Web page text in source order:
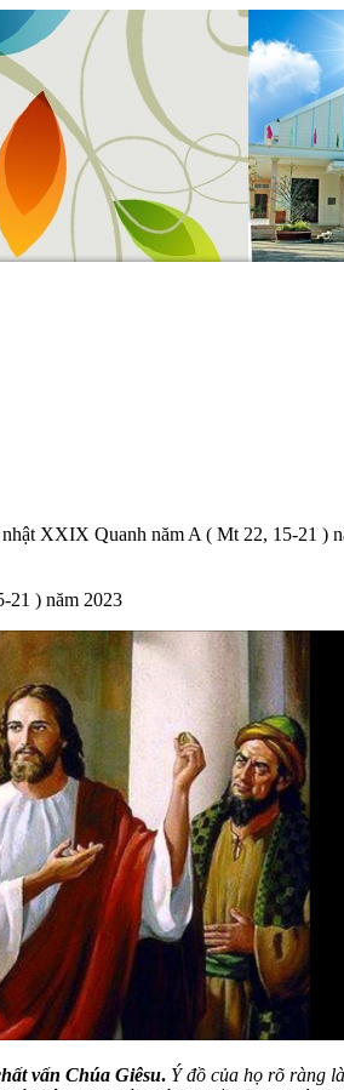
XXIX Quanh năm A ( Mt 22, 15-21 )
21 ) năm 2023
vấn Chúa Giêsu. Ý đồ của họ rõ ràng